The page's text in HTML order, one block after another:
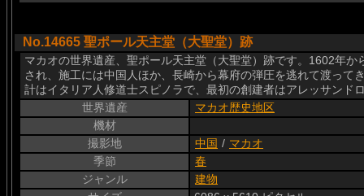
No.14665 聖ポール天主堂（大聖堂）跡
マカオの世界遺産、聖ポール天主堂（大聖堂）跡です。1602年
され、施工には中国人ほか、長崎から幕府の弾圧を逃れて渡って
計はイタリア人修道士スピノラで、最初の創建者はアレッサンド
世界遺産
マカオ歴史地区
機材
撮影地
中国 / マカオ
季節
春
ジャンル
建物